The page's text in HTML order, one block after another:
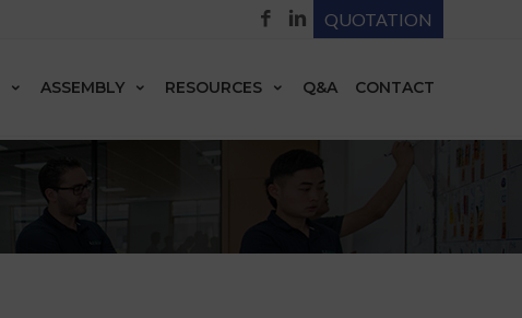
QUOTATION
ASSEMBLY RESOURCES Q&A CONTACT